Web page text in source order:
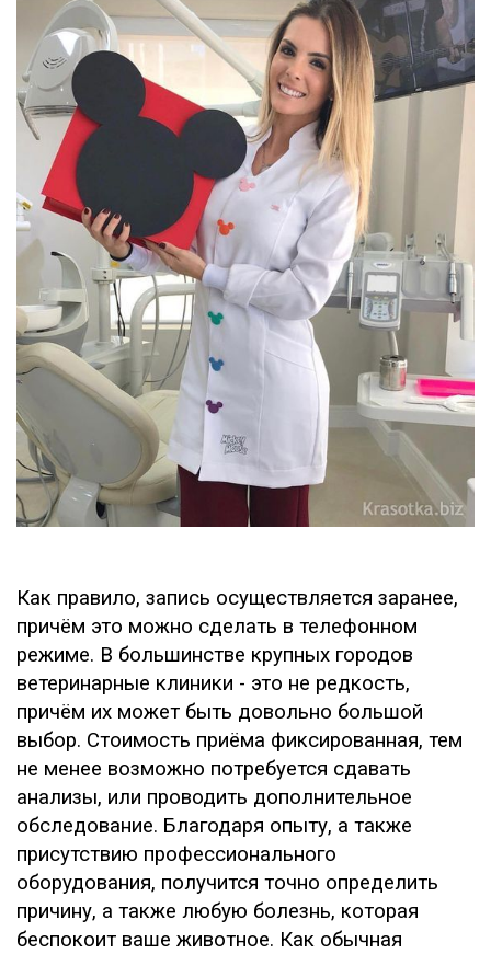
Как правило, запись осуществляется заранее,
причём это можно сделать в телефонном
режиме. В большинстве крупных городов
ветеринарные клиники - это не редкость,
причём их может быть довольно большой
выбор. Стоимость приёма фиксированная, тем
не менее возможно потребуется сдавать
анализы, или проводить дополнительное
обследование. Благодаря опыту, а также
присутствию профессионального
оборудования, получится точно определить
причину, а также любую болезнь, которая
беспокоит ваше животное. Как обычная